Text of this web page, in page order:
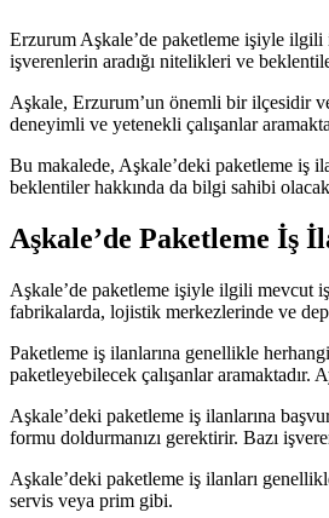
Erzurum Aşkale’de paketleme işiyle ilgili
işverenlerin aradığı nitelikleri ve
Aşkale, Erzurum’un önemli bir ilçesidir
deneyimli ve yetenekli çalışanlar
Bu makalede, Aşkale’deki paketleme iş
beklentiler hakkında da bilgi sahibi
Aşkale’de Paketleme İş
Aşkale’de paketleme işiyle ilgili mevcut
fabrikalarda, lojistik merkezlerinde ve
Paketleme iş ilanlarına genellikle
paketleyebilecek çalışanlar
Aşkale’deki paketleme iş ilanlarına
formu doldurmanızı gerektirir. Bazı
Aşkale’deki paketleme iş ilanları
servis veya prim gibi.